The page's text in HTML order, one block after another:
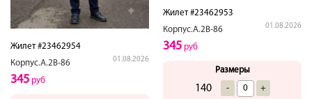
Жилет #23462954
Корпус.А.2В-86
01.08.2026
345 руб
Жилет #23462953
Корпус.А.2В-86
01.08.2026
345 руб
Размеры
140 - +